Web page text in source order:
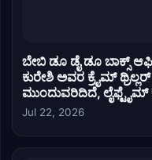
ಬೇಬಿ ಡೂ ಡೈ ಡೂ ಬಾಕ್ಸ್
ಕುರೇಶಿ ಅವರ ಕ್ರೈಮ್
ಮುಂದುವರಿದಿದೆ,
Jul 22, 2026